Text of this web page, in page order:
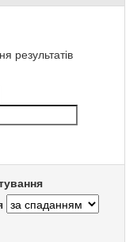
результатів